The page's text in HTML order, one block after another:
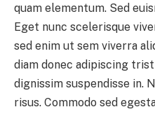
quam elementum. Sed
Eget nunc scelerisque
sed enim ut sem viverra
diam donec adipiscing
dignissim suspendisse in.
risus. Commodo sed